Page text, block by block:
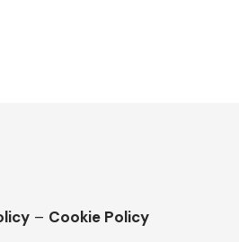
– Cookie Policy